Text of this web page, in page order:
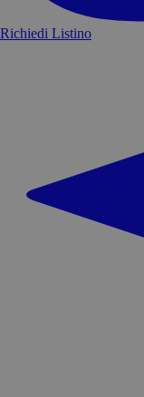
Richiedi Listino